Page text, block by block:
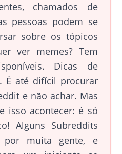
chamados de
pessoas podem se
sobre os tópicos
ver memes? Tem
Dicas de
É até difícil procurar
e não achar. Mas
isso acontecer: é só
Alguns Subreddits
por muita gente, e